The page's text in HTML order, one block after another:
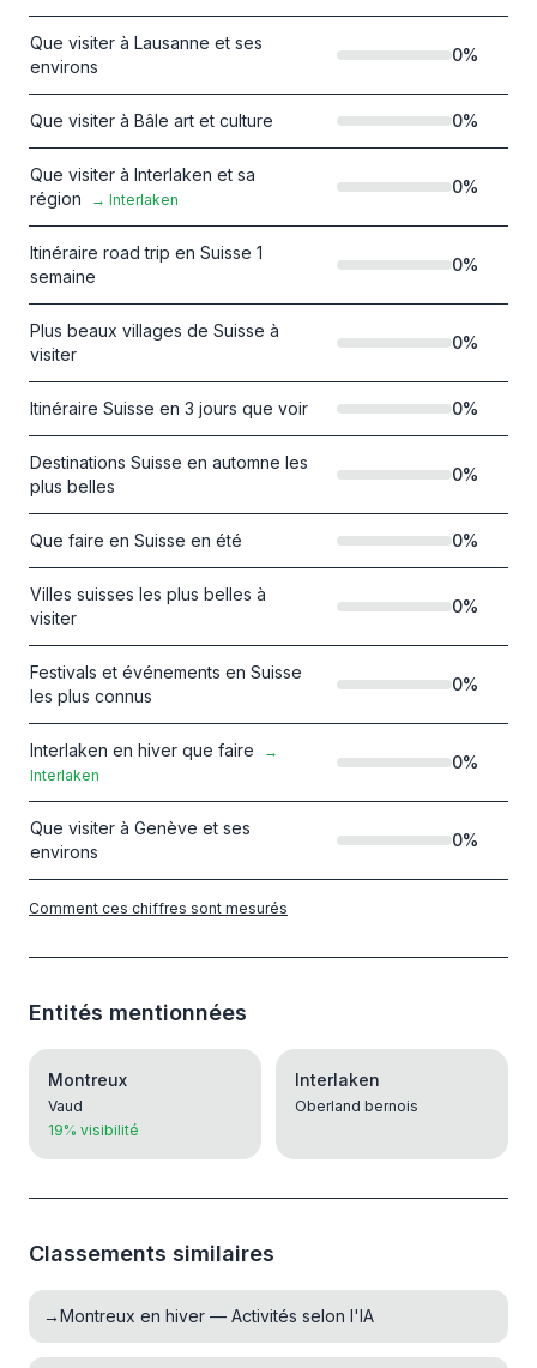
Que visiter à Lausanne et ses
environs
0%
Que visiter à Bâle art et culture 0%
Que visiter à Interlaken et sa
région
→ Interlaken
0%
Itinéraire road trip en Suisse 1
semaine
0%
Plus beaux villages de Suisse à
visiter
0%
Itinéraire Suisse en 3 jours que voir 0%
Destinations Suisse en automne les
plus belles
0%
Que faire en Suisse en été 0%
Villes suisses les plus belles à
visiter
0%
Festivals et événements en Suisse
les plus connus
0%
Interlaken en hiver que faire
→
Interlaken
0%
Que visiter à Genève et ses
environs
0%
Comment ces chiffres sont mesurés
Entités mentionnées
Montreux
Vaud
19% visibilité
Interlaken
Oberland bernois
Classements similaires
→Montreux en hiver — Activités selon l'IA